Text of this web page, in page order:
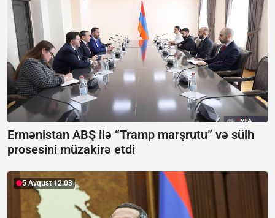
Ermənistan ABŞ ilə “Tramp marşrutu” və sülh
prosesini müzakirə etdi
5 Avqust 12:03